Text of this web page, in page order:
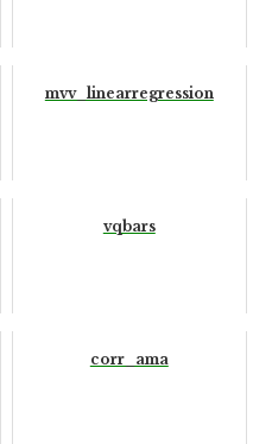
mvv_linearregression
vqbars
corr_ama